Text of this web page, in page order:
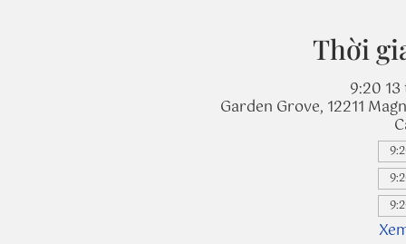
Thời
9:20
Garden Grove, 12211